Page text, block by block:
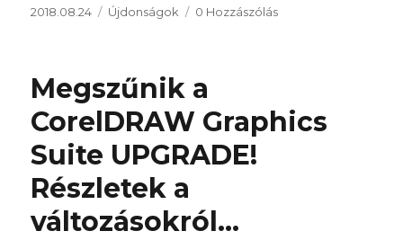
Közzétéve
2018.08.24 Kategória
Újdonságok 0 Hozzászólás
Megszűnik a
CorelDRAW Graphics
Suite UPGRADE!
Részletek a
változásokról…